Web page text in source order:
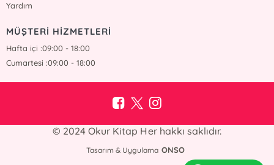
Yardım
MÜŞTERİ HİZMETLERİ
Hafta içi :09:00 - 18:00
Cumartesi :09:00 - 18:00
© 2024 Okur Kitap Her hakkı saklıdır.
Tasarım & Uygulama ONSO